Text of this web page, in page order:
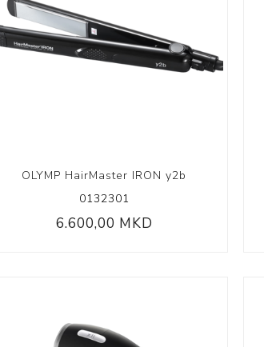
OLYMP HairMaster IRON y2b
0132301
6.600,00 MKD